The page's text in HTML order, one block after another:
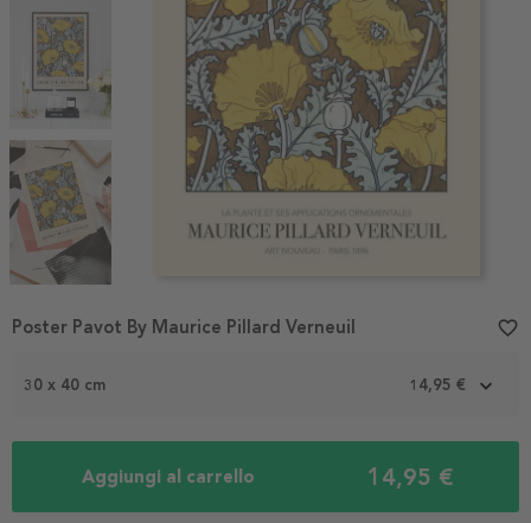
1
30 x 40 cm 14,95 €
Aggiungi al carrello 14,95 €
Poster Pavot By Maurice Pillard Verneuil favorite_border